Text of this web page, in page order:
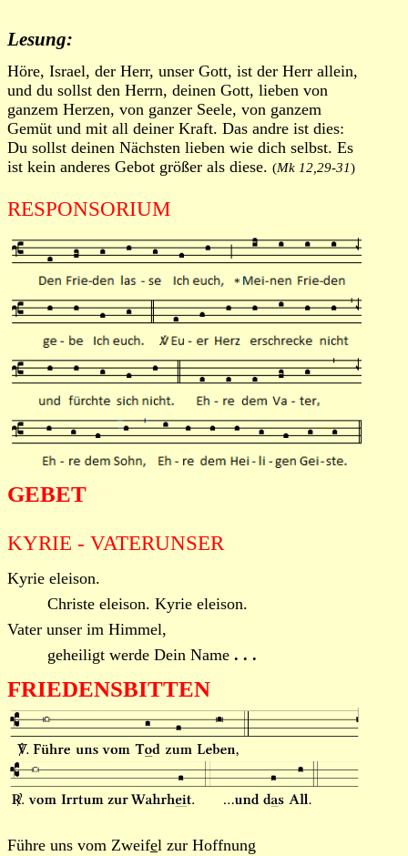
Lesung:
Höre, Israel, der Herr, unser Gott, ist der Herr allein,
und du sollst den Herrn, deinen Gott, lieben von
ganzem Herzen, von ganzer Seele, von ganzem
Gemüt und mit all deiner Kraft. Das andre ist dies:
Du sollst deinen Nächsten lieben wie dich selbst. Es
ist kein anderes Gebot größer als diese. (Mk 12,29-31)
RESPONSORIUM
GEBET
KYRIE - VATERUNSER
Kyrie eleison.
Christe eleison. Kyrie eleison.
Vater unser im Himmel,
geheiligt werde Dein Name . . .
FRIEDENSBITTEN
Führe uns vom Zweifel zur Hoffnung